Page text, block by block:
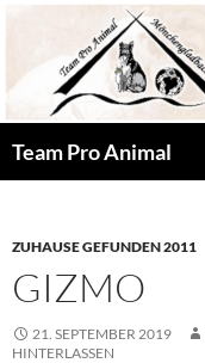
springen
Team Pro Animal
ZUHAUSE GEFUNDEN 2011
GIZMO
21. SEPTEMBER 2019
HINTERLASSEN